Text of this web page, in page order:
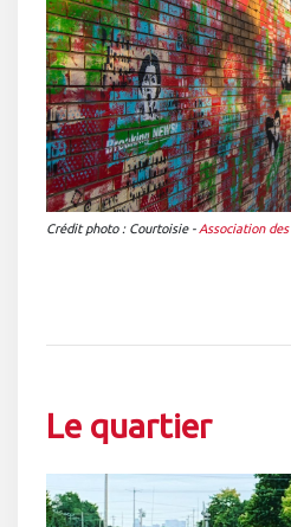
Crédit photo : Courtoisie- Association
Le quartier